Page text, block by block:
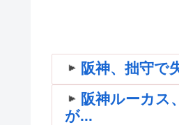
阪神、拙守で
阪神ルーカ
が...